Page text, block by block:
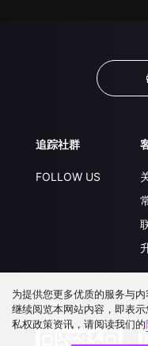
追踪社群
FOLLOW US
下载 APP
为提供您更多优质的服务与
继续阅览本网站内容，即表
私权政策资讯，请阅读我们的